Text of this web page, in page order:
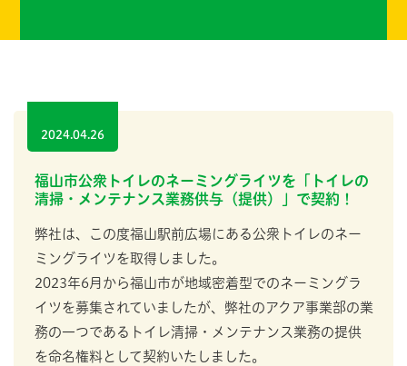
2024.04.26
福山市公衆トイレのネーミングライツを「トイレの
清掃・メンテナンス業務供与（提供）」で契約！
弊社は、この度福山駅前広場にある公衆トイレのネー
ミングライツを取得しました。
2023年6月から福山市が地域密着型でのネーミングラ
イツを募集されていましたが、弊社のアクア事業部の業
務の一つであるトイレ清掃・メンテナンス業務の提供
を命名権料として契約いたしました。